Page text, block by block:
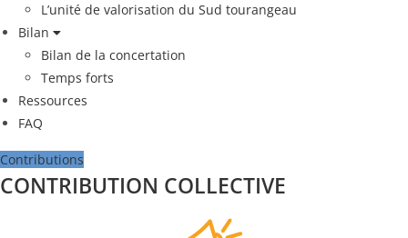
L’unité de valorisation du Sud tourangeau
Bilan
Bilan de la concertation
Temps forts
Ressources
FAQ
Contributions
CONTRIBUTION COLLECTIVE